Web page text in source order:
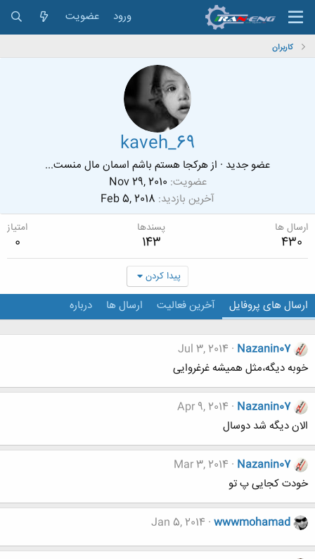
ورود عضویت
کاربران
kaveh_69
عضو جدید · ازهرکجا هستم باشم اسمان مال منست...
عضویت Nov 29, 2010
آخرین بازدید Feb 5, 2018
ارسال ها
430
پسندها
143
امتیاز
0
پیدا کردن
ارسال های پروفایل آخرین فعالیت ارسال ها درباره
Nazanin07
Jul 3, 2014
خوبه دیگه،مثل همیشه غرغروایی
Nazanin07
Apr 9, 2014
الان دیگه شد دوسال
Nazanin07
Mar 3, 2014
خودت کجایی پ تو
wwwmohamad
Jan 5, 2014